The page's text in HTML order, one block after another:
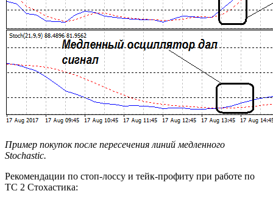
Пример покупок после пересечения линий медленного
Stochastic.
Рекомендации по стоп-лоссу и тейк-профиту при работе по
ТС 2 Стохастика: